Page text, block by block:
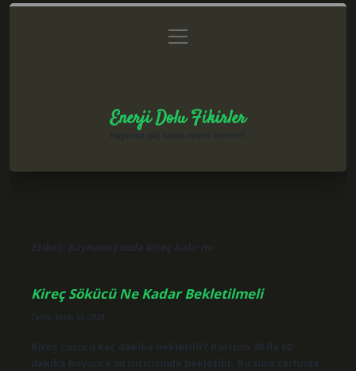
Gizlilik Politikası
menüyü
aç
Enerji Dolu Fikirler
Etiket: Kaynamış suda kireç kalır mı
Kireç Sökücü Ne Kadar Bekletilmeli
Tarih: Ekim 13, 2024
Kireç çözücü kaç dakika bekletilir? Karışım 30 ila 60
dakika boyunca su ısıtıcısında bekletilir. Bu süre zarfında